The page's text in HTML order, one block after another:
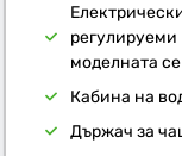
регулируеми
моделната
Кабина на
Държач за